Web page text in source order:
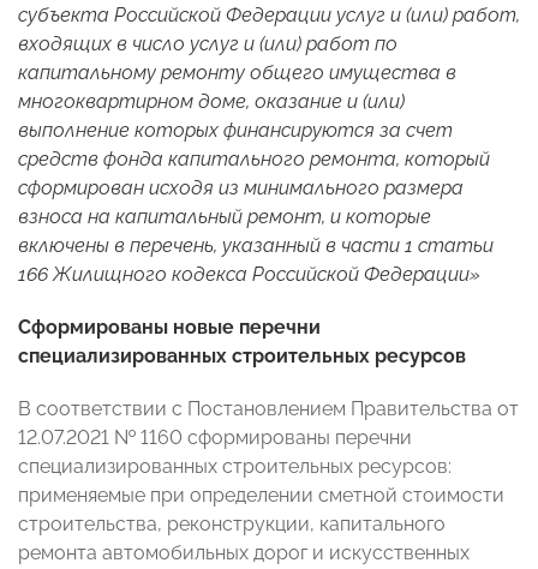
субъекта Российской Федерации услуг и (или) работ,
входящих в число услуг и (или) работ по
капитальному ремонту общего имущества в
многоквартирном доме, оказание и (или)
выполнение которых финансируются за счет
средств фонда капитального ремонта, который
сформирован исходя из минимального размера
взноса на капитальный ремонт, и которые
включены в перечень, указанный в части 1 статьи
166 Жилищного кодекса Российской Федерации»
Сформированы новые перечни
специализированных строительных ресурсов
В соответствии с Постановлением Правительства от
12.07.2021 № 1160 сформированы перечни
специализированных строительных ресурсов:
применяемые при определении сметной стоимости
строительства, реконструкции, капитального
ремонта автомобильных дорог и искусственных